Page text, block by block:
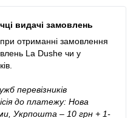
видачі замовлень
отриманні замовлення
La Dushe чи у
перевізників
до платежу: Нова
Укрпошта – 10 грн + 1-